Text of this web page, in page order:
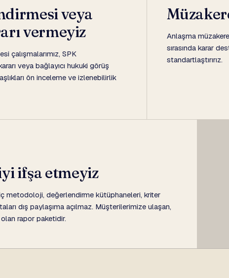
veya
vermeyiz
çalışmalarımız, SPK
veya bağlayıcı hukuki görüş
ön inceleme ve izlenebilirlik
Anlaşma
sırasında karar
standartlaştırırız.
ifşa etmeyiz
iç metodoloji, değerlendirme kütüphaneleri, kriter
dış paylaşıma açılmaz. Müşterilerimize ulaşan,
rapor paketidir.